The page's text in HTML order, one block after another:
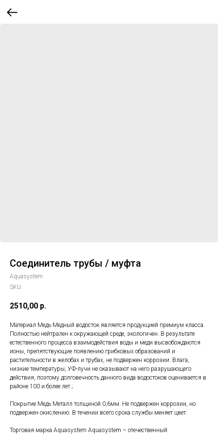
Соединитель трубы / муфта
Aquasystem
SKU:
2510,00 р.
Материал Медь Медный водосток является продукцией премиум класса.
Полностью нейтрален к окружающей среде, экологичен. В результате
естественного процесса взаимодействия воды и меди высвобождаются
ионы, препятствующие появлению грибковых образований и
растительности в желобах и трубах, не подвержен коррозии. Влага,
низкие температуры, УФ-лучи не оказывают на него разрушающего
действия, поэтому долговечность данного вида водостоков оценивается в
районе 100 и более лет.;
Покрытие Медь Металл толщиной 0,6мм. Не подвержен коррозии, но
подвержен окислению. В течении всего срока службы меняет цвет.
Торговая марка Aquasystem Aquasystem – отечественный